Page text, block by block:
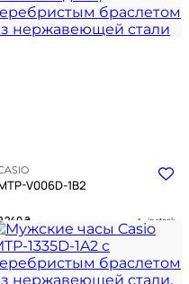
V006D-1B2
240₴ in stock
геометрия времени в
холодного металла